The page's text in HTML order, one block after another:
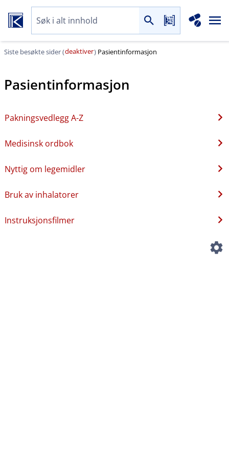
Siste besøkte sider (deaktiver) Pasientinformasjon
Pasientinformasjon
Pakningsvedlegg A-Z
Medisinsk ordbok
Nyttig om legemidler
Bruk av inhalatorer
Instruksjonsfilmer